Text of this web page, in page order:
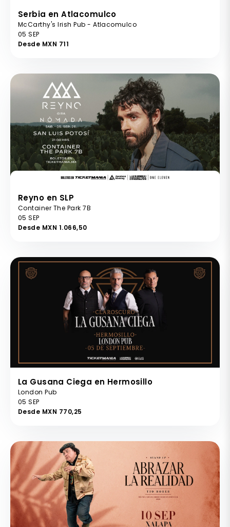
Serbia en Atlacomulco
McCarthy's Irish Pub - Atlacomulco
05 SEP
Desde MXN 711
Reyno en SLP
Container The Park 7B
05 SEP
Desde MXN 1.066,50
La Gusana Ciega en Hermosillo
London Pub
05 SEP
Desde MXN 770,25